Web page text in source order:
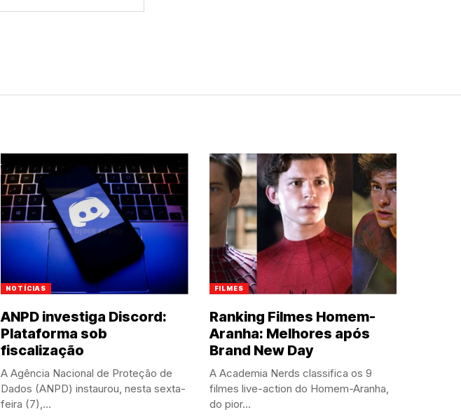
NOTÍCIAS
ANPD investiga Discord:
Plataforma sob
fiscalização
A Agência Nacional de Proteção de
Dados (ANPD) instaurou, nesta sexta-
feira (7),...
FILMES
Ranking Filmes Homem-
Aranha: Melhores após
Brand New Day
A Academia Nerds classifica os 9
filmes live-action do Homem-Aranha,
do pior...